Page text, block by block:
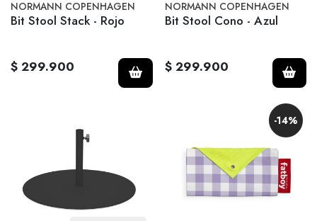
NORMANN COPENHAGEN
Bit Stool Stack - Rojo
$ 299.900
NORMANN COPENHAGEN
Bit Stool Cono - Azul
$ 299.900
-14%